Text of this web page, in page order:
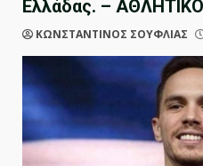
Ελλάδας. –
ΚΩΝΣΤΑΝΤΙΝΟΣ ΣΟΥΦΛΙΑΣ